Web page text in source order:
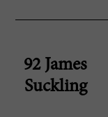
92 James
Suckling